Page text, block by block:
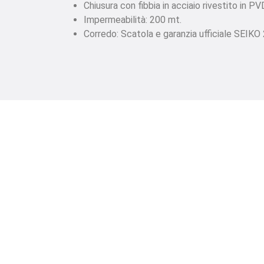
Chiusura con fibbia in acciaio rivestito in
Impermeabilità: 200 mt.
Corredo: Scatola e garanzia ufficiale SEIKO